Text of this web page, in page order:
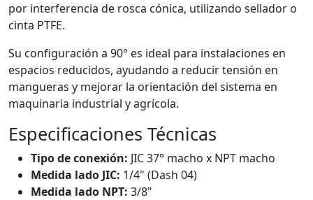
por interferencia de rosca cónica, utilizando sellador o
cinta PTFE.
Su configuración a 90° es ideal para instalaciones en
espacios reducidos, ayudando a reducir tensión en
mangueras y mejorar la orientación del sistema en
maquinaria industrial y agrícola.
Especificaciones Técnicas
Tipo de conexión: JIC 37° macho x NPT macho
Medida lado JIC: 1/4" (Dash 04)
Medida lado NPT: 3/8"